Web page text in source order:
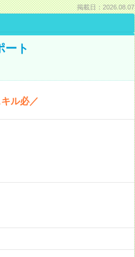
掲載日：2026.08.07
ート
ル必／